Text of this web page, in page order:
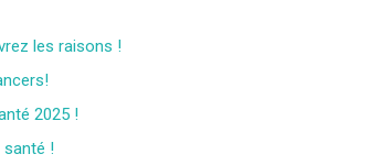
les raisons !
2025 !
!